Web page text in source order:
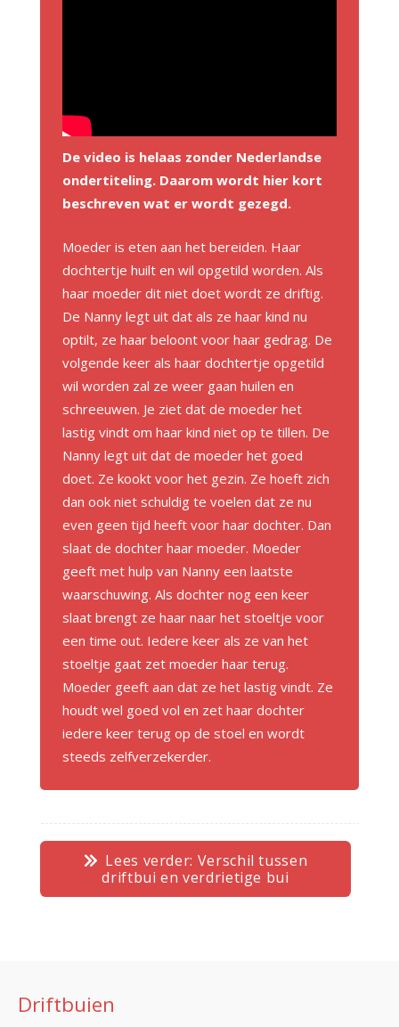
De video is helaas zonder Nederlandse
ondertiteling. Daarom wordt hier kort
beschreven wat er wordt gezegd.
Moeder is eten aan het bereiden. Haar
dochtertje huilt en wil opgetild worden. Als
haar moeder dit niet doet wordt ze driftig.
De Nanny legt uit dat als ze haar kind nu
optilt, ze haar beloont voor haar gedrag. De
volgende keer als haar dochtertje opgetild
wil worden zal ze weer gaan huilen en
schreeuwen. Je ziet dat de moeder het
lastig vindt om haar kind niet op te tillen. De
Nanny legt uit dat de moeder het goed
doet. Ze kookt voor het gezin. Ze hoeft zich
dan ook niet schuldig te voelen dat ze nu
even geen tijd heeft voor haar dochter. Dan
slaat de dochter haar moeder. Moeder
geeft met hulp van Nanny een laatste
waarschuwing. Als dochter nog een keer
slaat brengt ze haar naar het stoeltje voor
een time out. Iedere keer als ze van het
stoeltje gaat zet moeder haar terug.
Moeder geeft aan dat ze het lastig vindt. Ze
houdt wel goed vol en zet haar dochter
iedere keer terug op de stoel en wordt
steeds zelfverzekerder.
Lees verder: Verschil tussen
driftbui en verdrietige bui
Driftbuien